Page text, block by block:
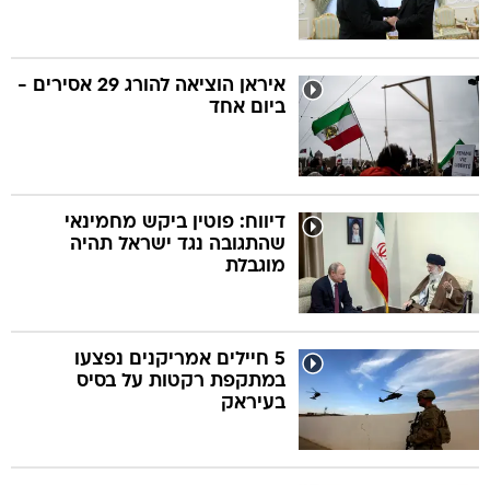
איראן הוציאה להורג 29 אסירים -
ביום אחד
דיווח: פוטין ביקש מחמינאי
שהתגובה נגד ישראל תהיה
מוגבלת
5 חיילים אמריקנים נפצעו
במתקפת רקטות על בסיס
בעיראק